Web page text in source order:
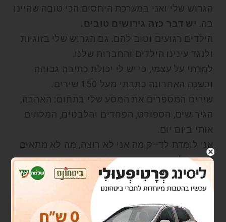
הגרוש שלי ואני במערכת היחסים הכי טובה שהיינו
בה.
יש דבר כזה גירושים טובים.
הילדים רגועים וטוב להם. גם הגרוש שלי בזוגיות
ולנגד עינינו הילדים והחברות שלנו.
למדתי על עצמי, כי יש לי יכולת כתיבה גבוהה
ובשנה האחרונה כתבתי מעל 150 שירים.
שירים המספרים את המסע שלי בתחום: האהבה,
הגירושים, הספורט, הפחדים והלבטים, המלווים
אותי ביום יום.
אני לומדת לדייק מה אני לא רוצה, מה לא מתאים
לי ואני לא מחכה זמן רב, כי החיים קצרים.
עדיין נותרה השאלה הפתוחה: מה אני רוצה לעשות
כשאהיה גדולה? מנסה דברים חדשים, קוראת המון
ספרים,